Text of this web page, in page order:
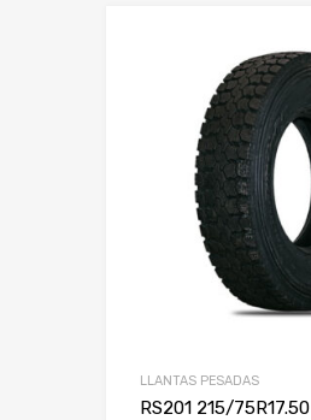
LLANTAS PESADAS
RS201 215/75R17.50